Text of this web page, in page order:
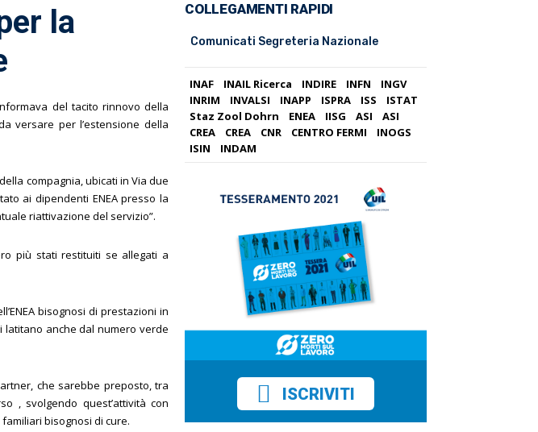
la
del tacito rinnovo della
versare per l’estensione della
compagnia, ubicati in Via due
ai dipendenti ENEA presso la
riattivazione del servizio”.
più stati restituiti se allegati a
bisognosi di prestazioni in
latitano anche dal numero verde
che sarebbe preposto, tra
, svolgendo quest’attività con
bisognosi di cure.
COLLEGAMENTI RAPIDI
Comunicati Segreteria Nazionale
INAF INAIL Ricerca INDIRE INFN
INGV
INRIM
INVALSI INAPP ISPRA ISS
ISTAT
Staz Zool Dohrn
ENEA IISG ASI
ASI
CREA
CREA CNR CENTRO FERMI
INOGS
ISIN
INDAM
ISCRIVITI